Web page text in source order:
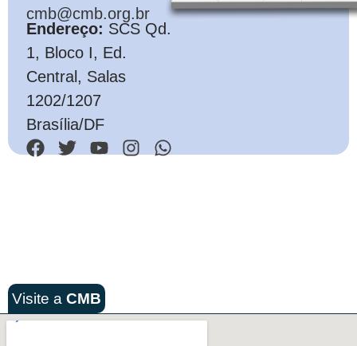
cmb@cmb.org.br
Endereço: SCS Qd.
1, Bloco I, Ed.
Central, Salas
1202/1207
Brasília/DF
Visite a CMB